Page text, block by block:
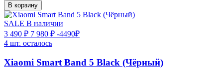
В корзину
SALE В наличии
3 490 ₽ 7 980 ₽ -4490₽
4 шт. осталось
Xiaomi Smart Band 5 Black (Чёрный)